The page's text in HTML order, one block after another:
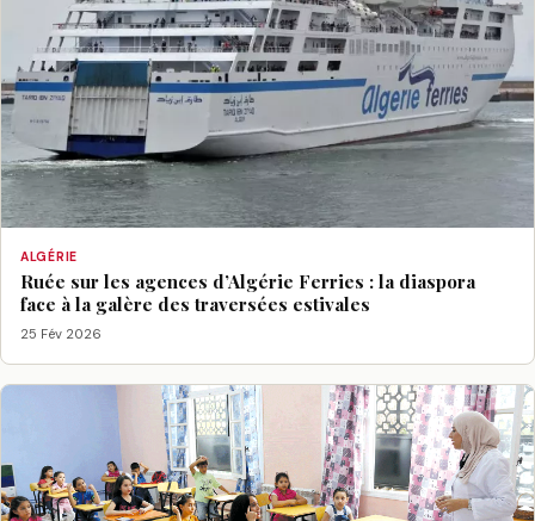
ALGÉRIE
Ruée sur les agences d’Algérie Ferries : la diaspora
face à la galère des traversées estivales
25 Fév 2026